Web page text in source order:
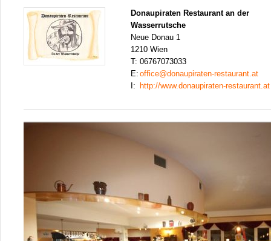
Donaupiraten Restaurant an der
Wasserrutsche
Neue Donau 1
1210 Wien
T: 06767073033
E: office@donaupiraten-restaurant.at
I:
http://www.donaupiraten-restaurant.at